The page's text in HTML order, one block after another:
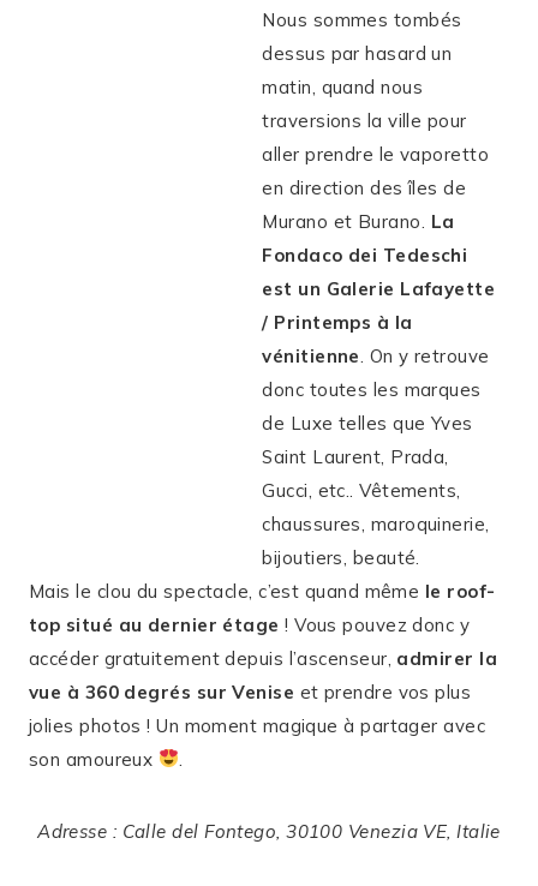
Nous sommes tombés
dessus par hasard un
matin, quand nous
traversions la ville pour
aller prendre le vaporetto
en direction des îles de
Murano et Burano. La
Fondaco dei Tedeschi
est un Galerie Lafayette
/ Printemps à la
vénitienne . On y retrouve
donc toutes les marques
de Luxe telles que Yves
Saint Laurent, Prada,
Gucci, etc.. Vêtements,
chaussures, maroquinerie,
bijoutiers, beauté.
Mais le clou du spectacle, c’est quand même le roof-
top situé au dernier étage ! Vous pouvez donc y
accéder gratuitement depuis l’ascenseur, admirer la
vue à 360 degrés sur Venise et prendre vos plus
jolies photos ! Un moment magique à partager avec
son amoureux
Adresse : Calle del Fontego, 30100 Venezia VE, Italie